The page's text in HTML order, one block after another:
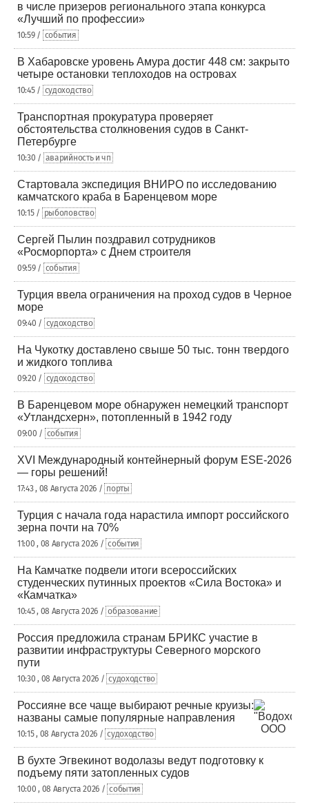
в числе призеров регионального этапа конкурса
«Лучший по профессии»
10:59 / события
В Хабаровске уровень Амура достиг 448 см: закрыто
четыре остановки теплоходов на островах
10:45 / судоходство
Транспортная прокуратура проверяет
обстоятельства столкновения судов в Санкт-
Петербурге
10:30 / аварийность и чп
Стартовала экспедиция ВНИРО по исследованию
камчатского краба в Баренцевом море
10:15 / рыболовство
Сергей Пылин поздравил сотрудников
«Росморпорта» с Днем строителя
09:59 / события
Турция ввела ограничения на проход судов в Черное
море
09:40 / судоходство
На Чукотку доставлено свыше 50 тыс. тонн твердого
и жидкого топлива
09:20 / судоходство
В Баренцевом море обнаружен немецкий транспорт
«Утландсхерн», потопленный в 1942 году
09:00 / события
XVI Международный контейнерный форум ESE-2026
— горы решений!
17:43 , 08 Августа 2026 / порты
Турция с начала года нарастила импорт российского
зерна почти на 70%
11:00 , 08 Августа 2026 / события
На Камчатке подвели итоги всероссийских
студенческих путинных проектов «Сила Востока» и
«Камчатка»
10:45 , 08 Августа 2026 / образование
Россия предложила странам БРИКС участие в
развитии инфраструктуры Северного морского
пути
10:30 , 08 Августа 2026 / судоходство
Россияне все чаще выбирают речные круизы:
названы самые популярные направления
10:15 , 08 Августа 2026 / судоходство
В бухте Эгвекинот водолазы ведут подготовку к
подъему пяти затопленных судов
10:00 , 08 Августа 2026 / события